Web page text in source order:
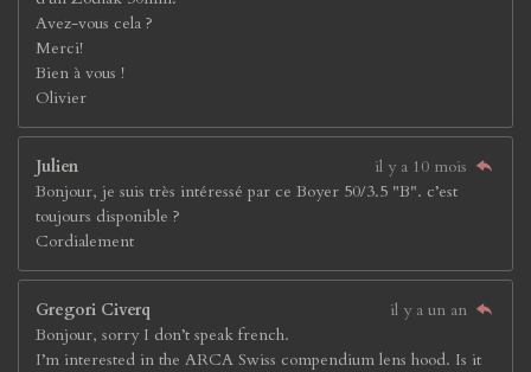
Avez-vous cela ?
Merci!
Bien à vous !
Olivier
Julien
il y a 10 mois
Bonjour, je suis très intéressé par ce Boyer 50/3.5 "B". c’est
toujours disponible ?
Cordialement
Gregori Civerq
il y a un an
Bonjour, sorry I don’t speak french.
I’m interested in the ARCA Swiss compendium lens hood. Is it